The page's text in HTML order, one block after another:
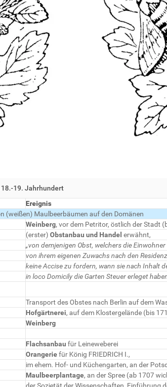
19. Jahrhundert
Ereignis
(weißen) Maulbeerbäumen auf den Domänen
Weinberg, vor dem Petritor, östlich der Stadt
(erster) Obstanbau und Handel erwähnt,
„von demjenigen Obst, welchers die
von ihrem eigenen Zuwachs nach den
keine Accise zu fordern, wann sie nach Inhalt
in loco Domicily die Garten Steuer erleget
Transport des Obstes nach Berlin auf dem
Hofgärtnerei, auf dem Klostergelände (bis
Weinberg
Flachsanbau für Leineweberei
Orangeriefür König FRIEDRICH I.,
im ehem. Hof- und Küchengarten, an der
Maulbeerplantage, an der Spree (ab 1707